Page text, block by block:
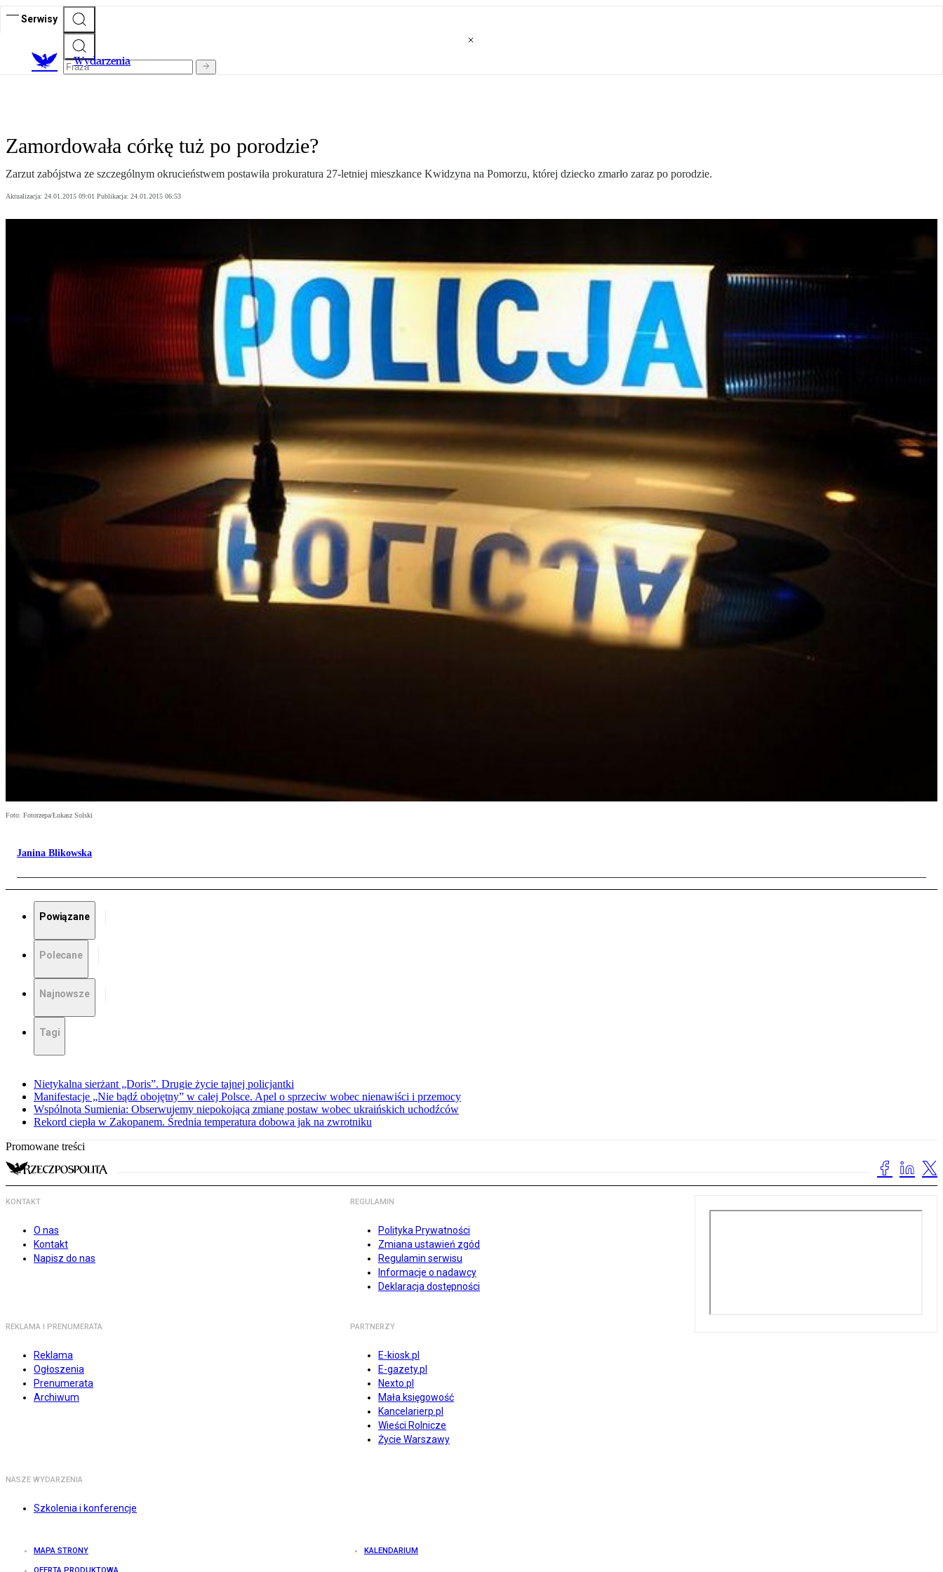
Serwisy
Wydarzenia
Zamordowała córkę tuż po porodzie?
Zarzut zabójstwa ze szczególnym okrucieństwem postawiła prokuratura 27-letniej mieszkance Kwidzyna na Pomorzu, której dziecko zmarło zaraz po porodzie.
Aktualizacja: 24.01.2015 09:01 Publikacja: 24.01.2015 06:53
Foto: Fotorzepa/Łukasz Solski
Janina Blikowska
Powiązane
Polecane
Najnowsze
Tagi
Nietykalna sierżant „Doris”. Drugie życie tajnej policjantki
Manifestacje „Nie bądź obojętny” w całej Polsce. Apel o sprzeciw wobec nienawiści i przemocy
Wspólnota Sumienia: Obserwujemy niepokojącą zmianę postaw wobec ukraińskich uchodźców
Rekord ciepła w Zakopanem. Średnia temperatura dobowa jak na zwrotniku
Promowane treści
KONTAKT
O nas
Kontakt
Napisz do nas
REGULAMIN
Polityka Prywatności
Zmiana ustawień zgód
Regulamin serwisu
Informacje o nadawcy
Deklaracja dostępności
REKLAMA I PRENUMERATA
Reklama
Ogłoszenia
Prenumerata
Archiwum
PARTNERZY
E-kiosk.pl
E-gazety.pl
Nexto.pl
Mała księgowość
Kancelarierp.pl
Wieści Rolnicze
Życie Warszawy
NASZE WYDARZENIA
Szkolenia i konferencje
MAPA STRONY KALENDARIUM